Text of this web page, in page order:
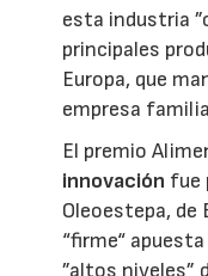
esta industria
principales
Europa, que
empresa
El premio
innovación fue
Oleoestepa, de
“firme“
”altos niveles”